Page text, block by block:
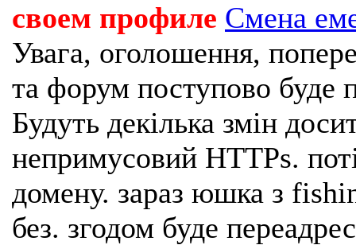
своем профиле Смена
Увага, оголошення,
та форум поступово буде
Будуть декілька змін
непримусовий HTTPs.
домену. зараз юшка з
без. згодом буде